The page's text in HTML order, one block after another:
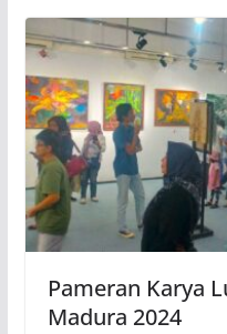
Pameran Karya
Madura 2024